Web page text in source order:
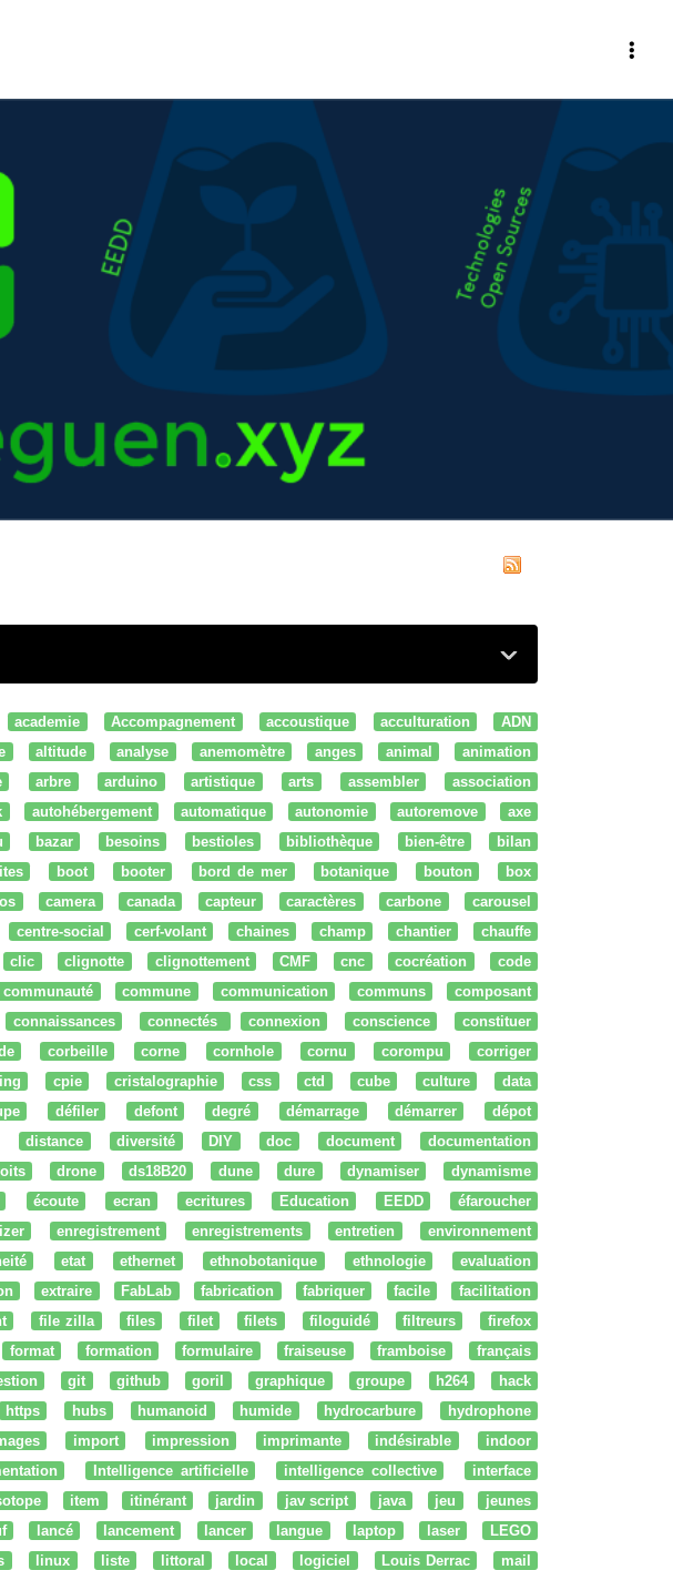
academie Accompagnement accoustique acculturation
ADN
altitude analyse anemomètre anges animal
animation
arbre arduino artistique arts assembler
association
autohébergement automatique autonomie autoremove
axe
bazar besoins bestioles bibliothèque bien-être
bilan
boot booter bord de mer botanique bouton
box
camera canada capteur caractères carbone
carousel
centre-social cerf-volant chaines champ chantier
chauffe
clic clignotte clignottement CMF cnc cocréation
code
communauté commune communication communs
composant
connaissances connectés connexion conscience
constituer
corbeille corne cornhole cornu corompu
corriger
cpie cristalographie css ctd cube culture
data
défiler defont degré démarrage démarrer
dépot
distance diversité DIY doc document
documentation
drone ds18B20 dune dure dynamiser
dynamisme
écoute ecran ecritures Education EEDD
éfaroucher
enregistrement enregistrements entretien
environnement
etat ethernet ethnobotanique ethnologie
evaluation
extraire FabLab fabrication fabriquer facile
facilitation
file zilla files filet filets filoguidé filtreurs
firefox
format formation formulaire fraiseuse framboise
français
git github goril graphique groupe h264
hack
https hubs humanoid humide hydrocarbure
hydrophone
import impression imprimante indésirable
indoor
Intelligence artificielle intelligence collective
interface
item itinérant jardin jav script java jeu
jeunes
lancé lancement lancer langue laptop laser
LEGO
linux liste littoral local logiciel Louis Derrac
mail